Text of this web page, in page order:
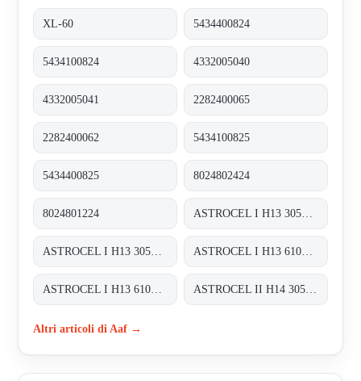
XL-60 5434400824
5434100824 4332005040
4332005041 2282400065
2282400062 5434100825
5434400825 8024802424
8024801224
Altri articoli di Aaf →